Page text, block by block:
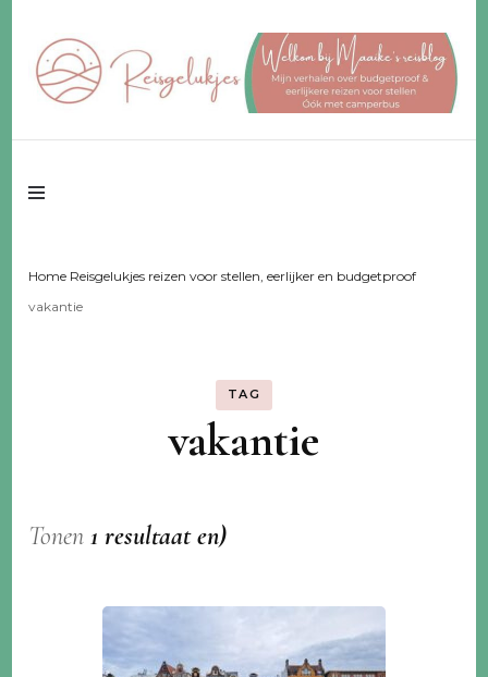
Reisgelukjes –
Reisgeluk voor 2 ♥️ eerlijker ♥️ voor een fijn budget
Home Reisgelukjes reizen voor stellen, eerlijker en budgetproof
vakantie
TAG
vakantie
Tonen 1 resultaat en)